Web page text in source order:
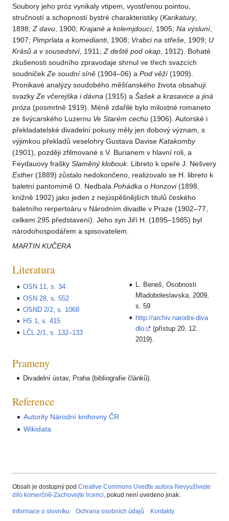
Soubory jeho próz vynikaly vtipem, vyostřenou pointou,
stručností a schopností bystré charakteristiky (Karikatury,
1898; Z davu , 1900; Krajané a kolemjdoucí, 1905; Na výsluní,
1907; Pimprlata a komedianti, 1908; Vrabci na střeše , 1909; U
Krásů a v sousedství, 1911; Z deště pod okap , 1912). Bohaté
zkušenosti soudního zpravodaje shrnul ve třech svazcích
soudniček Ze soudní síně (1904–06) a Pod věží(1909).
Pronikavé analýzy soudobého měšťanského života obsahují
svazky Ze včerejška i dávna (1915) a Šašek a krasavice a jiná
próza (posmrtně 1919). Méně zdařilé bylo milostné romaneto
ze švýcarského Luzernu Ve Starém cechu (1906). Autorské i
překladatelské divadelní pokusy měly jen dobový význam, s
výjimkou překladů veselohry Gustava Davise Katakomby
(1901), později zfilmované s V. Burianem v hlavní roli, a
Feydauovy frašky Slaměný klobouk. Libreto k opeře J. Nešvery
Esther (1889) zůstalo nedokončeno, realizovalo se H. libreto k
baletní pantomimě O. Nedbala Pohádka o Honzovi(1898,
knižně 1902) jako jeden z nejúspěšnějších titulů českého
baletního rerpertoáru v Národním divadle v Praze (1902–77,
celkem 295 představení). Jeho syn Jiří H. (1895–1985) byl
národohospodářem a spisovatelem.
MARTIN KUČERA
Literatura
OSN 11, s. 34
OSN 28, s. 552
OSND 2/2, s. 1068
HS 1, s. 415
LČL 2/1, s. 132–133
L. Beneš, Osobnosti
Mladoboleslavska, 2009,
s. 59
http://archiv.narodni-diva
dlo
(přístup 20. 12.
2019).
Prameny
Divadelní ústav, Praha (bibliografie článků).
Reference
Autority Národní knihovny ČR
Wikidata
Obsah je dostupný pod Creative Commons Uveďte autora-Nevyužívejte
dílo komerčně-Zachovejte licenci, pokud není uvedeno jinak.
Informace o slovníku Ochrana osobních údajů Kontakty